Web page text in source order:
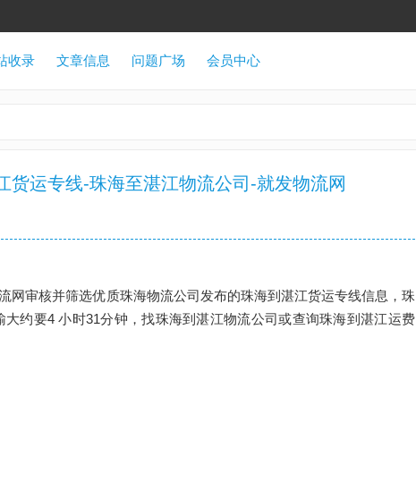
收录 文章信息 问题广场 会员中心
货运专线-珠海至湛江物流公司-就发物流网
网审核并筛选优质珠海物流公司发布的珠海到湛江货运专线信息，珠
约要4 小时31分钟，找珠海到湛江物流公司或查询珠海到湛江运费